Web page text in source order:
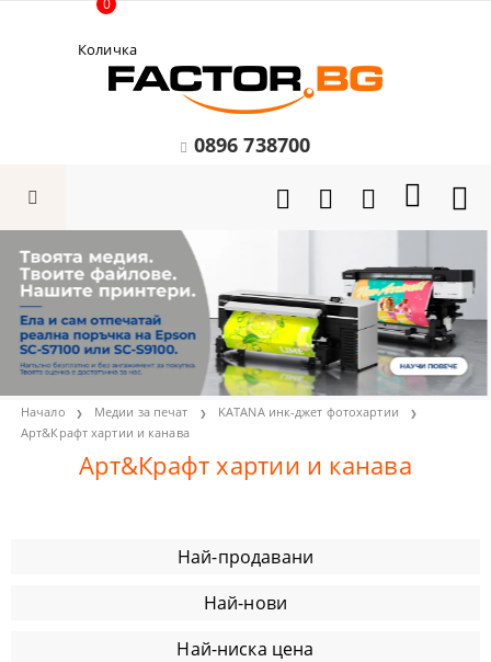
Количка
0
0896 738700
Начало Медии за печат
KATANA инк-джет фотохартии
Арт&Крафт хартии и канава
Арт&Крафт хартии и канава
Най-продавани
Най-нови
Най-ниска цена